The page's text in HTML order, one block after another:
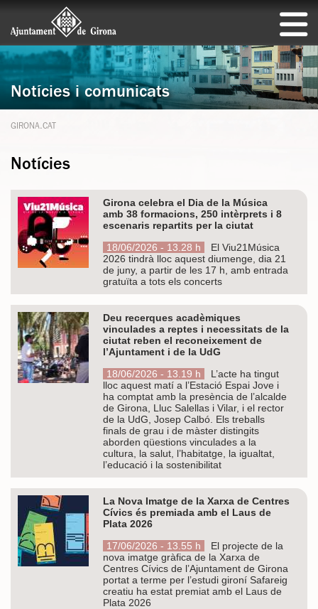
Notícies i comunicats
GIRONA.CAT
Notícies
Girona celebra el Dia de la Música
amb 38 formacions, 250 intèrprets i 8
escenaris repartits per la ciutat
18/06/2026 - 13.28 h
El Viu21Música
2026 tindrà lloc aquest diumenge, dia 21
de juny, a partir de les 17 h, amb entrada
gratuïta a tots els concerts
Deu recerques acadèmiques
vinculades a reptes i necessitats de la
ciutat reben el reconeixement de
l’Ajuntament i de la UdG
18/06/2026 - 13.19 h
L’acte ha tingut
lloc aquest matí a l’Estació Espai Jove i
ha comptat amb la presència de l’alcalde
de Girona, Lluc Salellas i Vilar, i el rector
de la UdG, Josep Calbó. Els treballs
finals de grau i de màster distingits
aborden qüestions vinculades a la
cultura, la salut, l’habitatge, la igualtat,
l’educació i la sostenibilitat
La Nova Imatge de la Xarxa de Centres
Cívics és premiada amb el Laus de
Plata 2026
17/06/2026 - 13.55 h
El projecte de la
nova imatge gràfica de la Xarxa de
Centres Cívics de l’Ajuntament de Girona
portat a terme per l’estudi gironí Safareig
creatiu ha estat premiat amb el Laus de
Plata 2026